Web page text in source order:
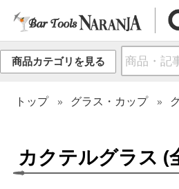
商品カテゴリを見る
トップ グラス・カップ
カクテルグラス (